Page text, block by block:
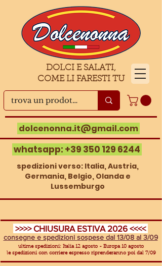
DOLCI E SALATI,
COME LI FARESTI TU
whatsapp: +39 350 129 6244
dolcenonna.it@gmail.com
spedizioni verso: Italia, Austria,
Germania, Belgio, Olanda e
Lussemburgo
ultime spedizioni: Italia 12 agosto - Europa 10 agosto
le spedizioni con corriere espresso riprenderanno poi dal 7/09
>>>> CHIUSURA ESTIVA 2026 <<<<
consegne e spedizioni sospese dal 13/08 al 3/09